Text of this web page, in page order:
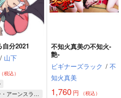
自分2021
/ 山下
（税込）
モリガン・アーンスランド
不知火真美の不知火-
艶-
ビギナーズラック / 不
知火真美
1,760円 （税込）